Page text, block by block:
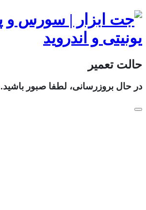
حالت تعمیر
در حال بروزرسانی، لطفا صبور باشید.